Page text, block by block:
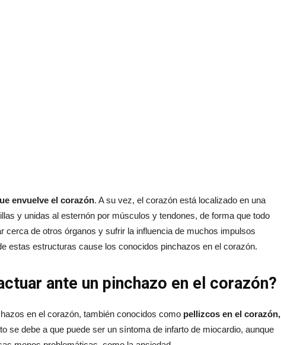
envuelve el corazón. A su vez, el corazón está localizado en una
y unidas al esternón por músculos y tendones, de forma que todo
cerca de otros órganos y sufrir la influencia de muchos impulsos
estas estructuras cause los conocidos pinchazos en el corazón.
ante un pinchazo en el corazón?
en el corazón, también conocidos como pellizcos en el corazón,
se debe a que puede ser un síntoma de infarto de miocardio, aunque